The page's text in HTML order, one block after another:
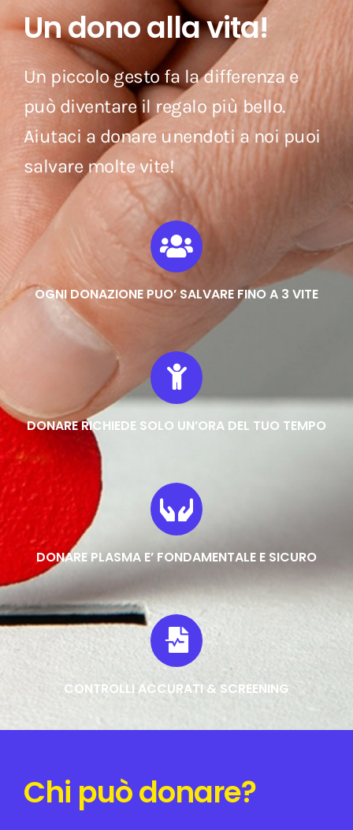
Un dono alla vita!
Un piccolo gesto fa la differenza e
può diventare il regalo più bello.
Aiutaci a donare unendoti a noi puoi
salvare molte vite!
OGNI DONAZIONE PUO’ SALVARE FINO A 3 VITE
DONARE RICHIEDE SOLO UN’ORA DEL TUO TEMPO
DONARE PLASMA E’ FONDAMENTALE E SICURO
CONTROLLI ACCURATI & SCREENING
Chi può donare?